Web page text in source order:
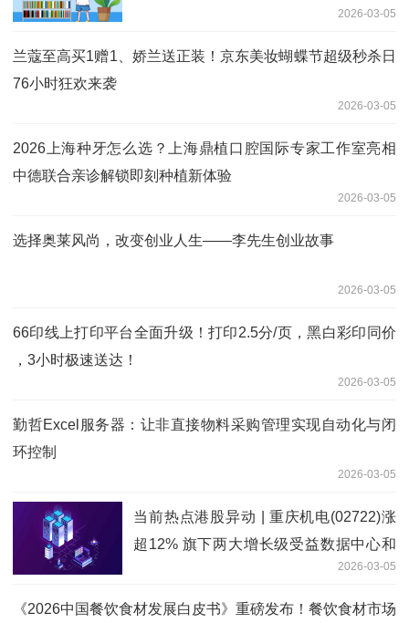
2026-03-05
兰蔻至高买1赠1、娇兰送正装！京东美妆蝴蝶节超级秒杀日
76小时狂欢来袭
2026-03-05
2026上海种牙怎么选？上海鼎植口腔国际专家工作室亮相
中德联合亲诊解锁即刻种植新体验
2026-03-05
选择奥莱风尚，改变创业人生——李先生创业故事
2026-03-05
66印线上打印平台全面升级！打印2.5分/页，黑白彩印同价
，3小时极速送达！
2026-03-05
勤哲Excel服务器：让非直接物料采购管理实现自动化与闭
环控制
2026-03-05
当前热点港股异动 | 重庆机电(02722)涨
超12% 旗下两大增长级受益数据中心和
2026-03-05
《2026中国餐饮食材发展白皮书》重磅发布！餐饮食材市场